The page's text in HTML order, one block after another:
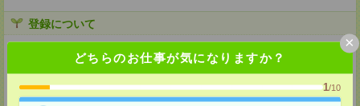
どちらのお仕事が気になりますか？
1/10
×
登録について
来社不要！30分程度のお電話で登録が完了いたします。
★登録に際しての予約・来社は不要です★